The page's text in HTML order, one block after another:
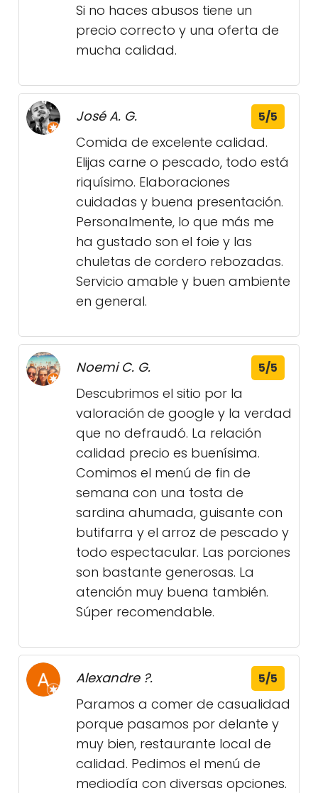
Si no haces abusos tiene un
precio correcto y una oferta de
mucha calidad.
José A. G. 5/5
Comida de excelente calidad.
Elijas carne o pescado, todo está
riquísimo. Elaboraciones
cuidadas y buena presentación.
Personalmente, lo que más me
ha gustado son el foie y las
chuletas de cordero rebozadas.
Servicio amable y buen ambiente
en general.
Noemi C. G. 5/5
Descubrimos el sitio por la
valoración de google y la verdad
que no defraudó. La relación
calidad precio es buenísima.
Comimos el menú de fin de
semana con una tosta de
sardina ahumada, guisante con
butifarra y el arroz de pescado y
todo espectacular. Las porciones
son bastante generosas. La
atención muy buena también.
Súper recomendable.
Alexandre ?. 5/5
Paramos a comer de casualidad
porque pasamos por delante y
muy bien, restaurante local de
calidad. Pedimos el menú de
mediodía con diversas opciones.